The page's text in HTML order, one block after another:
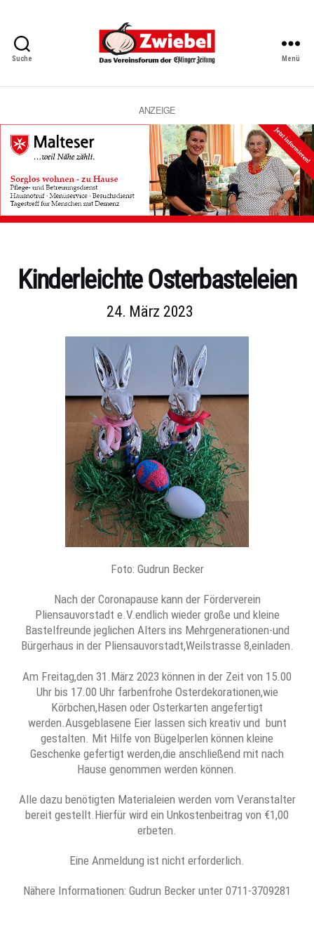
Suche
Vereinsforum
Eßlinger
Zeitung
Menü
ANZEIGE
Kategorien
Kinderleichte Osterbasteleien
24. März 2023
Foto: Gudrun Becker
Nach der Coronapause kann der Förderverein
Pliensauvorstadt e.V.endlich wieder große und kleine
Bastelfreunde jeglichen Alters ins Mehrgenerationen-und
Bürgerhaus in der Pliensauvorstadt,Weilstrasse 8,einladen.
Am Freitag,den 31.März 2023 können in der Zeit von 15.00
Uhr bis 17.00 Uhr farbenfrohe Osterdekorationen,wie
Körbchen,Hasen oder Osterkarten angefertigt
werden.Ausgeblasene Eier lassen sich kreativ und bunt
gestalten. Mit Hilfe von Bügelperlen können kleine
Geschenke gefertigt werden,die anschließend mit nach
Hause genommen werden können.
Alle dazu benötigten Materialeien werden vom Veranstalter
bereit gestellt.Hierfür wird ein Unkostenbeitrag von €1,00
erbeten.
Eine Anmeldung ist nicht erforderlich.
Nähere Informationen: Gudrun Becker unter 0711-3709281